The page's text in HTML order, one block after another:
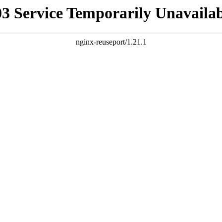
Service Temporarily
nginx-reuseport/1.21.1